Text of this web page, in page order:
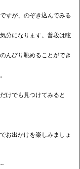
すが、のぞき込んでみる
分になります。普段は眩
んびり眺めることができ
けでも見つけてみると
お出かけを楽しみましょ